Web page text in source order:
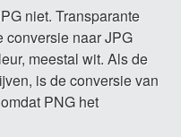
niet. Transparante
conversie naar JPG
meestal wit. Als de
is de conversie van
PNG het